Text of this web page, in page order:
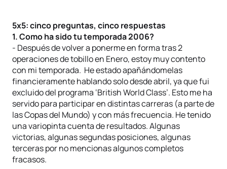
5x5: cinco preguntas, cinco respuestas
1. Como ha sido tu temporada 2006?
- Después de volver a ponerme en forma tras 2
operaciones de tobillo en Enero, estoy muy contento
con mi temporada. He estado apañándomelas
financieramente hablando solo desde abril, ya que fui
excluido del programa ‘British World Class’. Esto me ha
servido para participar en distintas carreras (a parte de
las Copas del Mundo) y con más frecuencia. He tenido
una variopinta cuenta de resultados. Algunas
victorias, algunas segundas posiciones, algunas
terceras por no mencionas algunos completos
fracasos.